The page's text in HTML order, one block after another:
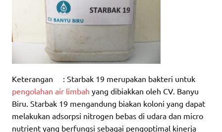
Keterangan : Starbak 19 merupakan bakteri untuk
pengolahan air limbah yang dibiakkan oleh CV. Banyu
Biru. Starbak 19 mengandung biakan koloni yang dapat
melakukan adsorpsi nitrogen bebas di udara dan micro
nutrient yang berfungsi sebagai pengoptimal kinerja